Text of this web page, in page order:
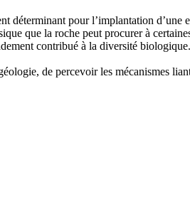
déterminant pour l’implantation d’une
que la roche peut procurer à
contribué à la diversité biologique.
de percevoir les mécanismes